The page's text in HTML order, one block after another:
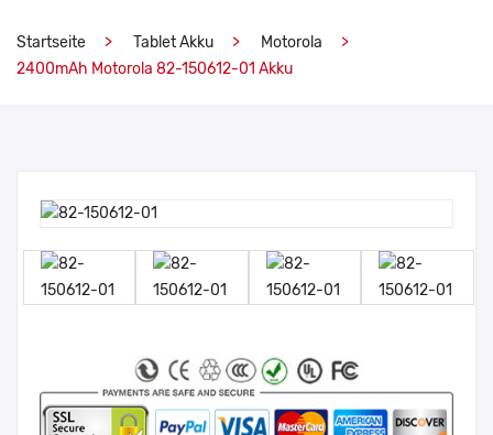
Startseite Tablet Akku
Motorola
2400mAh Motorola 82-150612-01 Akku